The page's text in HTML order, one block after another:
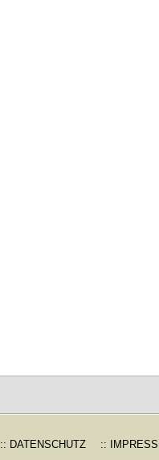
:: DATENSCHUTZ ::